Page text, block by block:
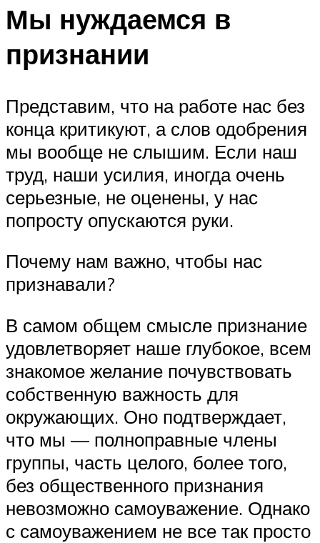
Мы нуждаемся в
признании
Представим, что на работе нас без
конца критикуют, а слов одобрения
мы вообще не слышим. Если наш
труд, наши усилия, иногда очень
серьезные, не оценены, у нас
попросту опускаются руки.
Почему нам важно, чтобы нас
признавали?
В самом общем смысле признание
удовлетворяет наше глубокое, всем
знакомое желание почувствовать
собственную важность для
окружающих. Оно подтверждает,
что мы — полноправные члены
группы, часть целого, более того,
без общественного признания
невозможно самоуважение. Однако
с самоуважением не все так просто